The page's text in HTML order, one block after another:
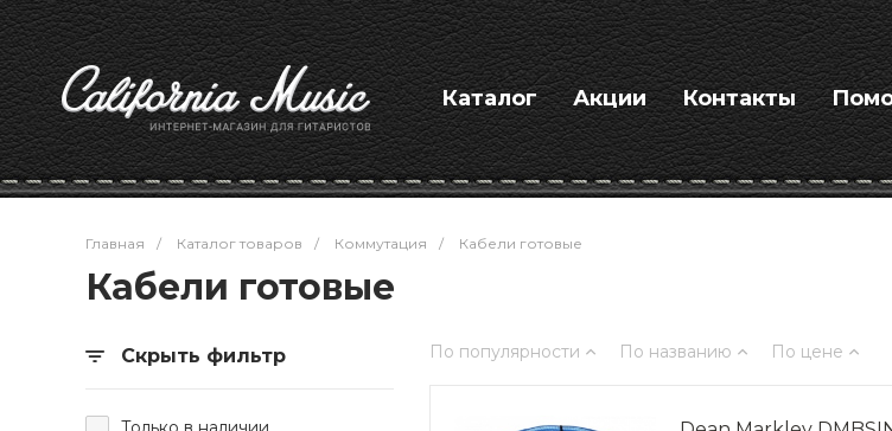
Каталог Акции Контакты
Главная / Каталог товаров / Коммутация / Кабели готовые
Кабели готовые
Скрыть фильтр По популярности По названию По цене